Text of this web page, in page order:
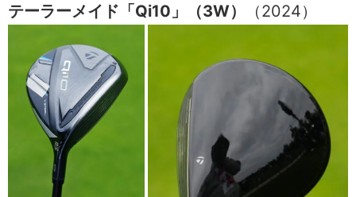
テーラーメイド「Qi10」（3W）
（2024）